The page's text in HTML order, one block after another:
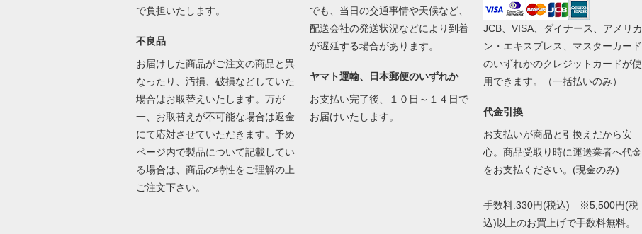
で負担いたします。
不良品
お届けした商品がご注文の商品と異
なったり、汚損、破損などしていた
場合はお取替えいたします。万が
一、お取替えが不可能な場合は返金
にて応対させていただきます。予め
ページ内で製品について記載してい
る場合は、商品の特性をご理解の上
ご注文下さい。
でも、当日の交通事情や天候など、
配送会社の発送状況などにより到着
が遅延する場合があります。
ヤマト運輸、日本郵便のいずれか
お支払い完了後、１０日～１４日で
お届けいたします。
JCB、VISA、ダイナース、アメリカ
ン・エキスプレス、マスターカード
のいずれかのクレジットカードが使
用できます。（一括払いのみ）
代金引換
お支払いが商品と引換えだから安
心。商品受取り時に運送業者へ代金
をお支払ください。(現金のみ)
手数料:330円(税込) ※5,500円(税
込)以上のお買上げで手数料無料。